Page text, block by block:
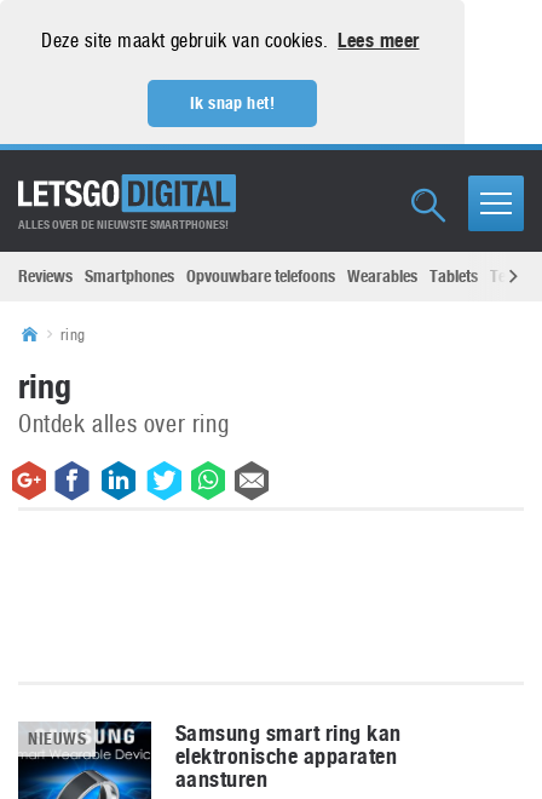
Deze site maakt gebruik van cookies. Lees meer
Ik snap het!
ALLES OVER DE NIEUWSTE SMARTPHONES!
Reviews Smartphones Opvouwbare telefoons Wearables Tablets
ring
ring
Ontdek alles over ring
NIEUWS
Samsung smart ring kan
elektronische apparaten
aansturen